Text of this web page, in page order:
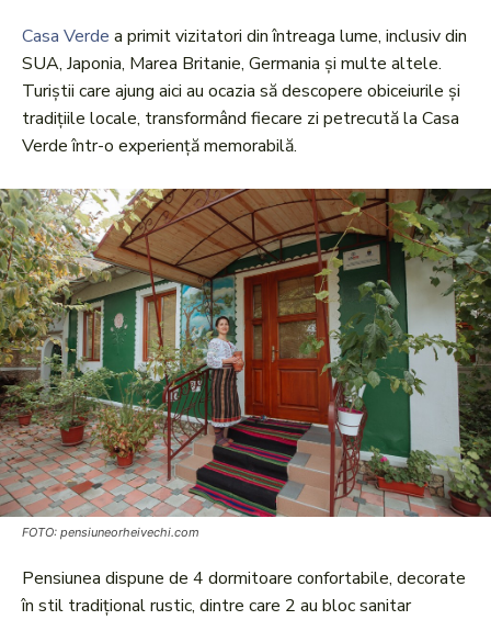
Casa Verde a primit vizitatori din întreaga lume, inclusiv din
SUA, Japonia, Marea Britanie, Germania și multe altele.
Turiștii care ajung aici au ocazia să descopere obiceiurile și
tradițiile locale, transformând fiecare zi petrecută la Casa
Verde într-o experiență memorabilă.
FOTO: pensiuneorheivechi.com
Pensiunea dispune de 4 dormitoare confortabile, decorate
în stil tradițional rustic, dintre care 2 au bloc sanitar